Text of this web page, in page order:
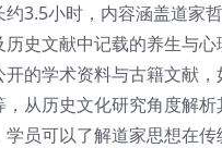
约3.5小时，内容涵盖道家
史文献中记载的养生与心
的学术资料与古籍文献，
，从历史文化研究角度解
员可以了解道家思想在传